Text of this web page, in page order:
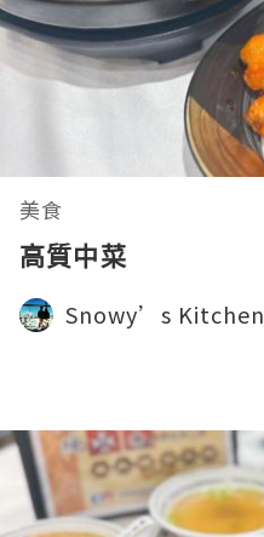
美食
高質中菜
Snowy’s Kitchen